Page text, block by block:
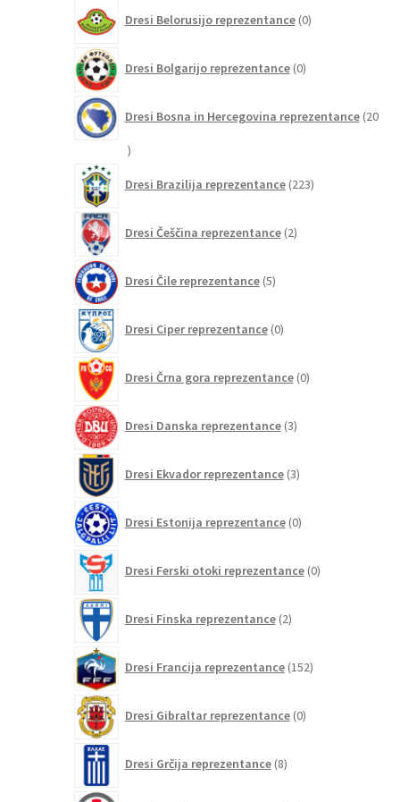
Dresi Belorusijo reprezentance 0izdelkov
Dresi Bolgarijo reprezentance 0izdelkov
Dresi Bosna in Hercegovina reprezentance 20
20
Dresi Brazilija reprezentance 223izdelkov
Dresi Češčina reprezentance 2izdelka
Dresi Čile reprezentance 5izdelkov
Dresi Ciper reprezentance 0izdelkov
Dresi Črna gora reprezentance 0izdelkov
Dresi Danska reprezentance 3izdelki
Dresi Ekvador reprezentance 3izdelki
Dresi Estonija reprezentance 0izdelkov
Dresi Ferski otoki reprezentance 0izdelkov
Dresi Finska reprezentance 2izdelka
Dresi Francija reprezentance 152izdelkov
Dresi Gibraltar reprezentance 0izdelkov
Dresi Grčija reprezentance 8izdelkov